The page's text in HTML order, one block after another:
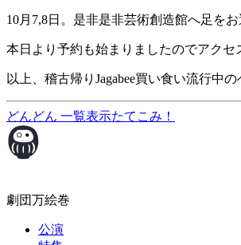
10月7,8日。是非是非芸術創造館へ足をお
本日より予約も始まりましたのでアクセ
以上、稽古帰りJagabee買い食い流行中の
どんどん 一覧表示たてこみ！
劇団万絵巻
公演